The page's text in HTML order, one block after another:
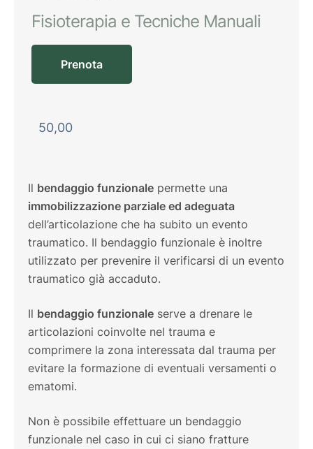
Fisioterapia e Tecniche Manuali
Prenota
50,00
Il bendaggio funzionale permette una
immobilizzazione parziale ed adeguata
dell’articolazione che ha subito un evento
traumatico. Il bendaggio funzionale è inoltre
utilizzato per prevenire il verificarsi di un evento
traumatico già accaduto.
Il bendaggio funzionale serve a drenare le
articolazioni coinvolte nel trauma e
comprimere la zona interessata dal trauma per
evitare la formazione di eventuali versamenti o
ematomi.
Non è possibile effettuare un bendaggio
funzionale nel caso in cui ci siano fratture